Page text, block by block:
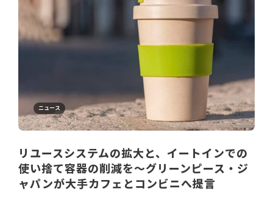
ニュース
リユースシステムの拡大と、イートインでの
使い捨て容器の削減を～グリーンピース・ジ
ャパンが大手カフェとコンビニへ提言